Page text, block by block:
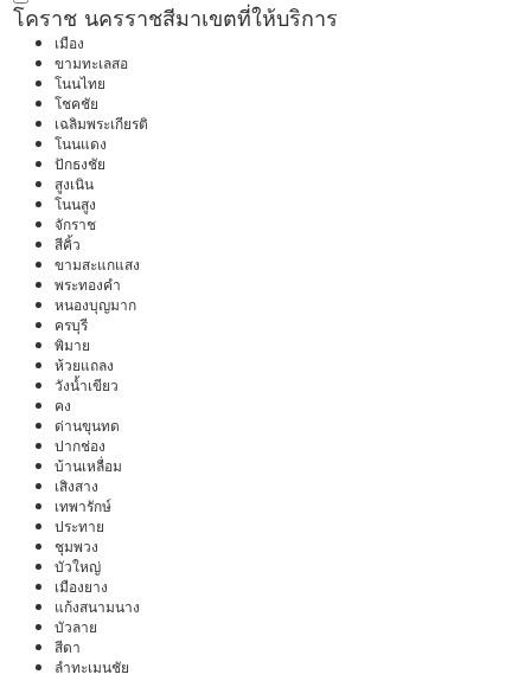
โคราช นครราชสีมาเขตที่ให้บริการ
เมือง
ขามทะเลสอ
โนนไทย
โชคชัย
เฉลิมพระเกียรติ
โนนแดง
ปักธงชัย
สูงเนิน
โนนสูง
จักราช
สีคิ้ว
ขามสะแกแสง
พระทองคำ
หนองบุญมาก
ครบุรี
พิมาย
ห้วยแถลง
วังน้ำเขียว
คง
ด่านขุนทด
ปากช่อง
บ้านเหลื่อม
เสิงสาง
เทพารักษ์
ประทาย
ชุมพวง
บัวใหญ่
เมืองยาง
แก้งสนามนาง
บัวลาย
สีดา
ลำทะเมนชัย